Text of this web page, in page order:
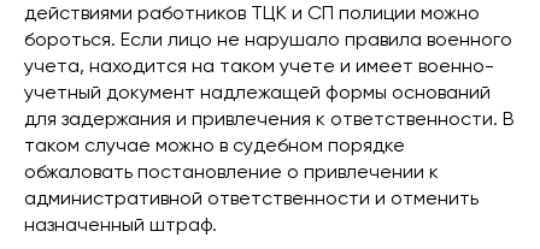
действиями работников ТЦК и СП полиции можно
бороться. Если лицо не нарушало правила военного
учета, находится на таком учете и имеет военно-
учетный документ надлежащей формы оснований
для задержания и привлечения к ответственности. В
таком случае можно в судебном порядке
обжаловать постановление о привлечении к
административной ответственности и отменить
назначенный штраф.